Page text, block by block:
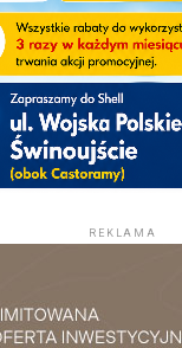
REKLAMA